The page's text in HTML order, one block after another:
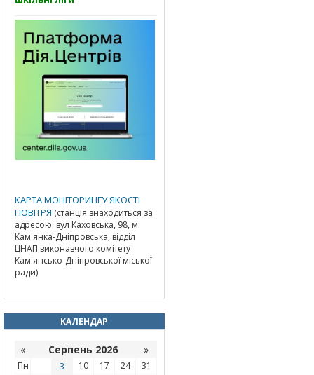
КАРТА МОНІТОРИНГУ ЯКОСТІ
ПОВІТРЯ (станція знаходиться за
адресою: вул Каховська, 98, м.
Кам'янка-Дніпровська, відділ
ЦНАП виконавчого комітету
Кам'янсько-Дніпровської міської
ради)
КАЛЕНДАР
« Серпень 2026 »
Пн 3 10 17 24
31